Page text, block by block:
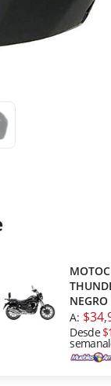
NEGRO
A:
Desde